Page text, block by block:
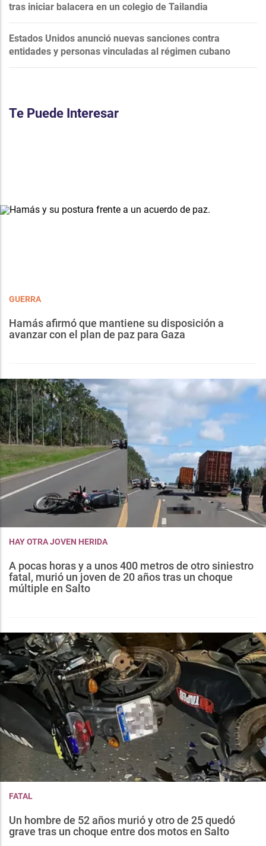
tras iniciar balacera en un colegio de Tailandia
Estados Unidos anunció nuevas sanciones contra
entidades y personas vinculadas al régimen cubano
Te Puede Interesar
GUERRA
Hamás afirmó que mantiene su disposición a
avanzar con el plan de paz para Gaza
HAY OTRA JOVEN HERIDA
A pocas horas y a unos 400 metros de otro siniestro
fatal, murió un joven de 20 años tras un choque
múltiple en Salto
FATAL
Un hombre de 52 años murió y otro de 25 quedó
grave tras un choque entre dos motos en Salto